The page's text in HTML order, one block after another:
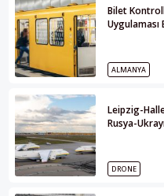
Bilet
Uygulaması
ALMANYA
Leipzig-Halle
Rusya-
DRONE